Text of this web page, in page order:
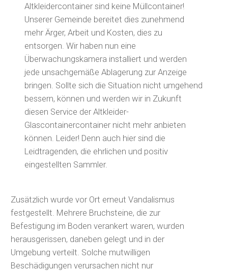
Altkleidercontainer sind keine Müllcontainer!
Unserer Gemeinde bereitet dies zunehmend
mehr Ärger, Arbeit und Kosten, dies zu
entsorgen. Wir haben nun eine
Überwachungskamera installiert und werden
jede unsachgemäße Ablagerung zur Anzeige
bringen. Sollte sich die Situation nicht umgehend
bessern, können und werden wir in Zukunft
diesen Service der Altkleider-
Glascontainercontainer nicht mehr anbieten
können. Leider! Denn auch hier sind die
Leidtragenden, die ehrlichen und positiv
eingestellten Sammler.
Zusätzlich wurde vor Ort erneut Vandalismus
festgestellt. Mehrere Bruchsteine, die zur
Befestigung im Boden verankert waren, wurden
herausgerissen, daneben gelegt und in der
Umgebung verteilt. Solche mutwilligen
Beschädigungen verursachen nicht nur